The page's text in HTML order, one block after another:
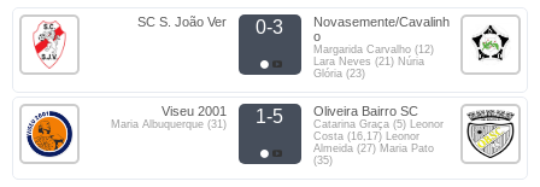
SC S. João Ver 0-3
Novasemente/Cavalinh
o
Margarida Carvalho (12)
Lara Neves (21) Núria
Glória (23)
Viseu 2001
Maria Albuquerque (31) 1-5 Oliveira Bairro SC
Catarina Graça (5) Leonor
Costa (16,17) Leonor
Almeida (27) Maria Pato
(35)